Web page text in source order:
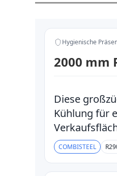
Hygienische
2000 mm
Diese
Kühlung für
COMBISTEEL